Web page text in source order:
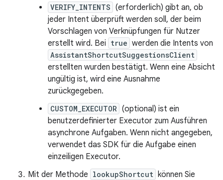
VERIFY_INTENTS (erforderlich) gibt an, ob
jeder Intent überprüft werden soll, der beim
Vorschlagen von Verknüpfungen für Nutzer
erstellt wird. Bei true werden die Intents von
AssistantShortcutSuggestionsClient
erstellten wurden bestätigt. Wenn eine Absicht
ungültig ist, wird eine Ausnahme
zurückgegeben.
CUSTOM_EXECUTOR (optional) ist ein
benutzerdefinierter Executor zum Ausführen
asynchrone Aufgaben. Wenn nicht angegeben,
verwendet das SDK für die Aufgabe einen
einzeiligen Executor.
Mit der Methode lookupShortcut können Sie